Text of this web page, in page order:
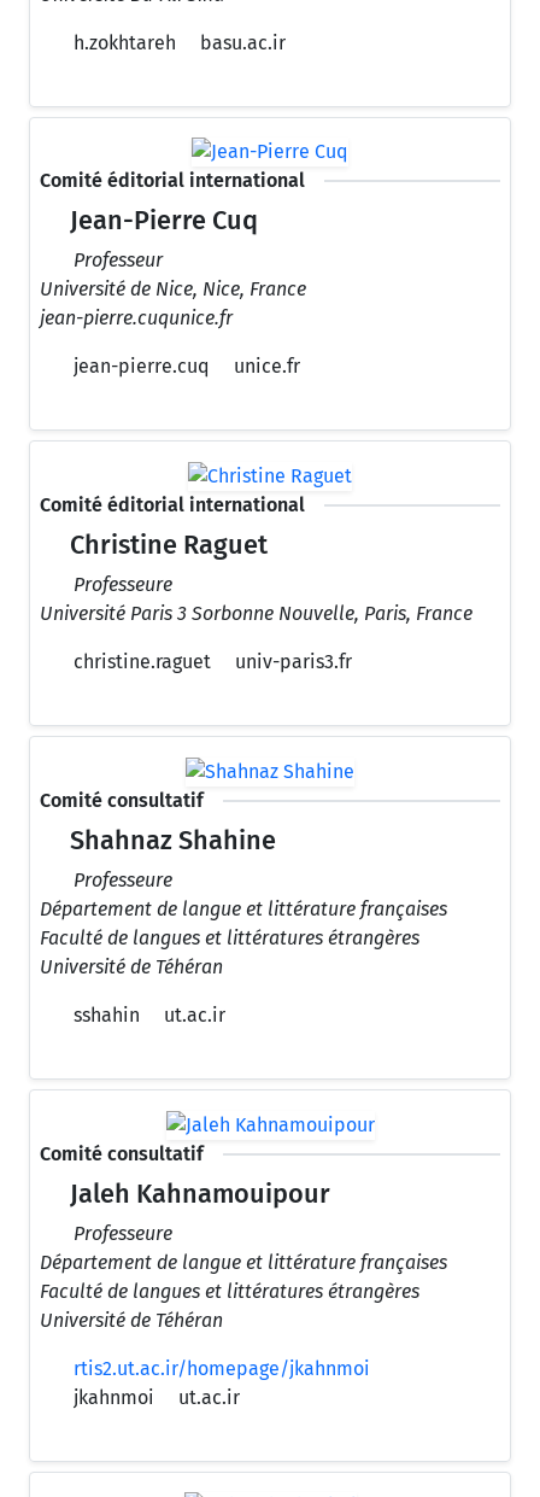
h.zokhtareh basu.ac.ir
Comité éditorial international
Jean-Pierre Cuq
Professeur
Université de Nice, Nice, France
jean-pierre.cuqunice.fr
jean-pierre.cuq unice.fr
Comité éditorial international
Christine Raguet
Professeure
Université Paris 3 Sorbonne Nouvelle, Paris, France
christine.raguet univ-paris3.fr
Comité consultatif
Shahnaz Shahine
Professeure
Département de langue et littérature françaises
Faculté de langues et littératures étrangères
Université de Téhéran
sshahin ut.ac.ir
Comité consultatif
Jaleh Kahnamouipour
Professeure
Département de langue et littérature françaises
Faculté de langues et littératures étrangères
Université de Téhéran
rtis2.ut.ac.ir/homepage/jkahnmoi
jkahnmoi
ut.ac.ir